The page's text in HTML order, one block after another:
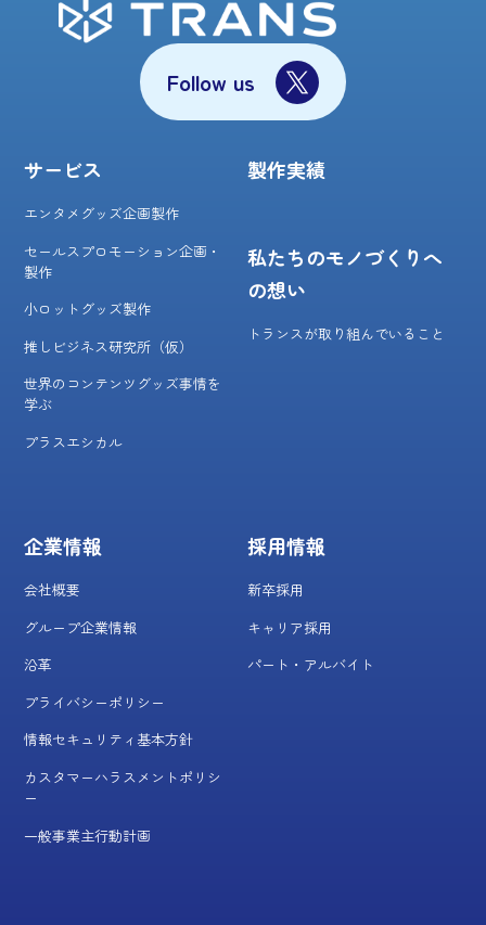
Follow us
サービス
エンタメグッズ企画製作
セールスプロモーション企画・
製作
小ロットグッズ製作
推しビジネス研究所（仮）
世界のコンテンツグッズ事情を
学ぶ
プラスエシカル
製作実績
私たちのモノづくりへ
の想い
トランスが取り組んでいること
企業情報
会社概要
グループ企業情報
沿革
プライバシーポリシー
情報セキュリティ基本方針
カスタマーハラスメントポリシ
ー
一般事業主行動計画
採用情報
新卒採用
キャリア採用
パート・アルバイト